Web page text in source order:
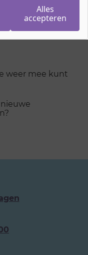
voor deze dag,
weer mee kunt
Alles
accepteren